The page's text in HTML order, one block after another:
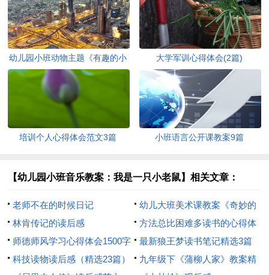
幼儿园小班动物主题《有趣的小
动物》教案
大学军训心得体会(2篇)
培训个人心得体会范文3篇 小班语言公开课教案9篇
【幼儿园小班音乐教案：我是一只小老鼠】相关文章：
老师不在的时候日记
幼儿大班美术课教案《奇妙的
颜色》
林肯传记的读后感
方法总比困难多读书的心得体
会
师德师风学习心得体会1500字
「精品」
最新狼王梦读书笔记精选3篇
科技读物读后感（精选23篇）
九年级下《蒲柳人家》教案精